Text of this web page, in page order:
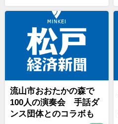
流山市おおたかの森で
100人の演奏会 手話ダ
ンス団体とのコラボも